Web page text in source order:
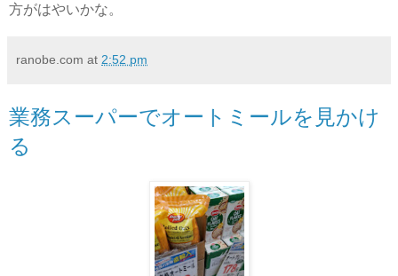
方がはやいかな。
ranobe.com at 2:52 pm
業務スーパーでオートミールを見かけ
る